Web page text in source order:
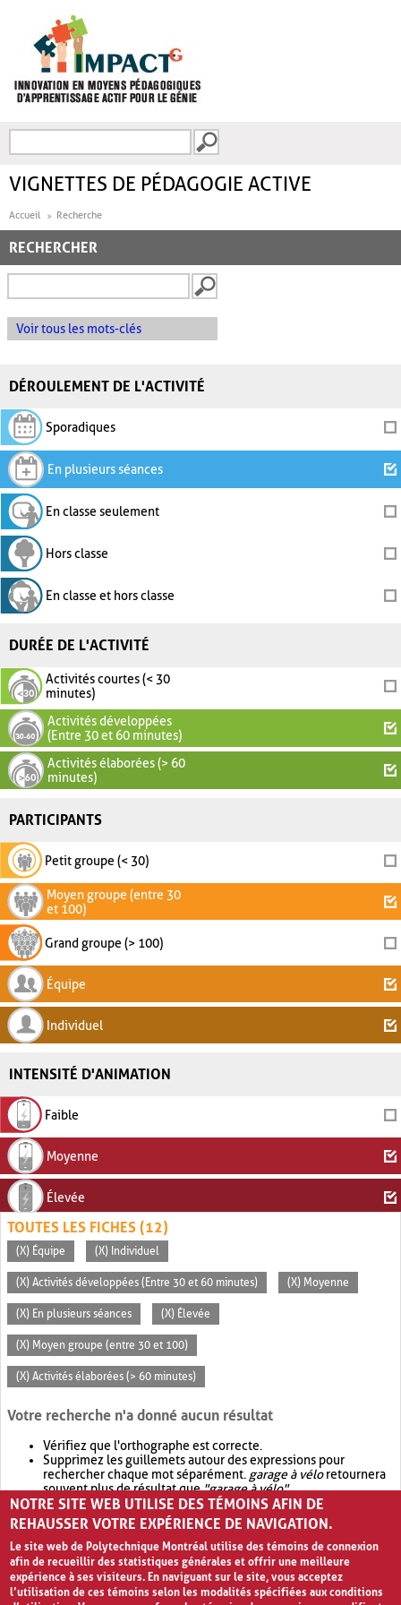
FORMULAIRE DE
VIGNETTES DE PÉDAGOGIE ACTIVE
Accueil Recherche
RECHERCHER
Voir tous les mots-clés
DÉROULEMENT DE L'ACTIVITÉ
Sporadiques
En plusieurs séances
En classe seulement
Hors classe
En classe et hors classe
DURÉE DE L'ACTIVITÉ
Activités courtes (< 30
minutes)
Activités développées
(Entre 30 et 60 minutes)
Activités élaborées (> 60
minutes)
PARTICIPANTS
Petit groupe (< 30)
Moyen groupe (entre 30
et 100)
Grand groupe (> 100)
Équipe
Individuel
INTENSITÉ D'ANIMATION
Faible
Moyenne
Élevée
TOUTES LES FICHES (12)
(X) Équipe (X) Individuel
(X) Activités développées (Entre 30 et 60 minutes) (X) Moyenne
(X) En plusieurs séances (X) Élevée
(X) Moyen groupe (entre 30 et 100)
(X) Activités élaborées (> 60 minutes)
Votre recherche n'a donné aucun résultat
Vérifiez que l'orthographe est correcte.
Supprimez les guillemets autour des expressions pour
rechercher chaque mot séparément. garage à véloretournera
souvent plus de résultat que"garage à vélo".
Envisagez d'élargir votre recherche avec OR.garage OR vélo
retournera souvent plus de résultat quegarage à vélo
NOTRE SITE WEB UTILISE DES TÉMOINS AFIN DE
REHAUSSER VOTRE EXPÉRIENCE DE NAVIGATION.
Le site web de Polytechnique Montréal utilise des témoins de connexion
afin de recueillir des statistiques générales et offrir une meilleure
expérience à ses visiteurs. En naviguant sur le site, vous acceptez
l’utilisation de ces témoins selon les modalités spécifiées aux conditions